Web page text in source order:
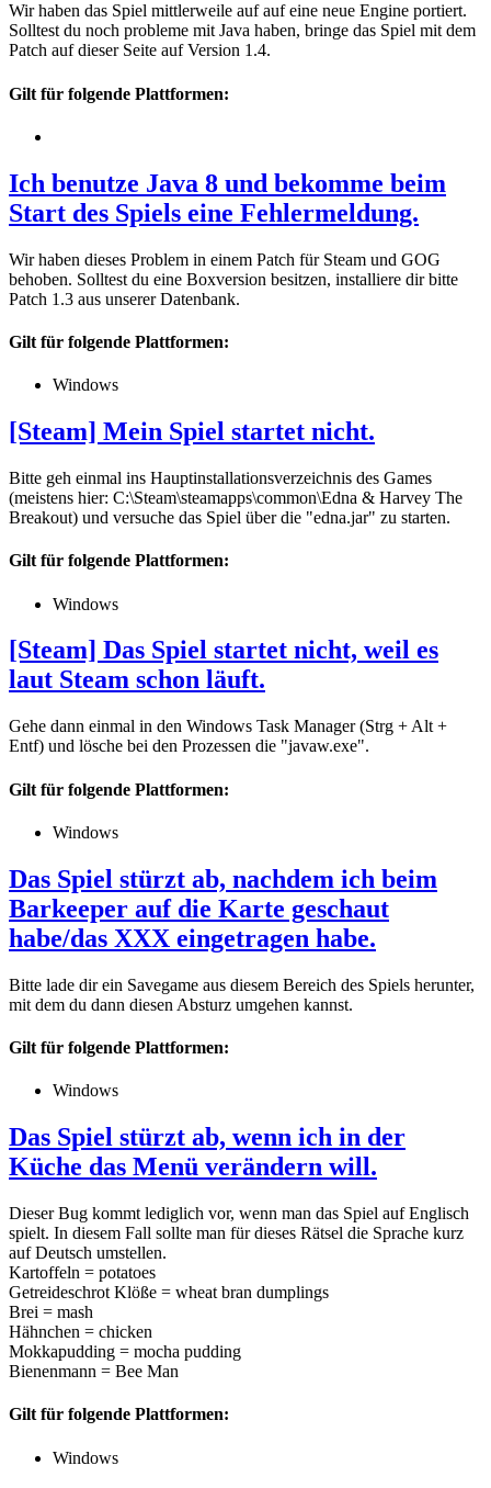
Wir haben das Spiel mittlerweile auf auf eine neue Engine portiert.
Solltest du noch probleme mit Java haben, bringe das Spiel mit dem
Patch auf dieser Seite auf Version 1.4.
Gilt für folgende Plattformen:
Ich benutze Java 8 und bekomme beim
Start des Spiels eine Fehlermeldung.
Wir haben dieses Problem in einem Patch für Steam und GOG
behoben. Solltest du eine Boxversion besitzen, installiere dir bitte
Patch 1.3 aus unserer Datenbank.
Gilt für folgende Plattformen:
Windows
[Steam] Mein Spiel startet nicht.
Bitte geh einmal ins Hauptinstallationsverzeichnis des Games
(meistens hier: C:\Steam\steamapps\common\Edna & Harvey The
Breakout) und versuche das Spiel über die "edna.jar" zu starten.
Gilt für folgende Plattformen:
Windows
[Steam] Das Spiel startet nicht, weil es
laut Steam schon läuft.
Gehe dann einmal in den Windows Task Manager (Strg + Alt +
Entf) und lösche bei den Prozessen die "javaw.exe".
Gilt für folgende Plattformen:
Windows
Das Spiel stürzt ab, nachdem ich beim
Barkeeper auf die Karte geschaut
habe/das XXX eingetragen habe.
Bitte lade dir ein Savegame aus diesem Bereich des Spiels herunter,
mit dem du dann diesen Absturz umgehen kannst.
Gilt für folgende Plattformen:
Windows
Das Spiel stürzt ab, wenn ich in der
Küche das Menü verändern will.
Dieser Bug kommt lediglich vor, wenn man das Spiel auf Englisch
spielt. In diesem Fall sollte man für dieses Rätsel die Sprache kurz
auf Deutsch umstellen.
Kartoffeln = potatoes
Getreideschrot Klöße = wheat bran dumplings
Brei = mash
Hähnchen = chicken
Mokkapudding = mocha pudding
Bienenmann = Bee Man
Gilt für folgende Plattformen:
Windows